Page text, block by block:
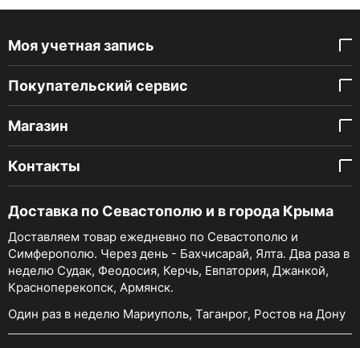
Моя учетная запись
Покупательский сервис
Магазин
Контакты
Доставка по Севастополю и в города Крыма
Доставляем товар ежедневно по Севастополю и
Симферополю. Через день - Бахчисарай, Ялта. Два раза в
неделю Судак, Феодосия, Керчь, Евпатория, Джанкой,
Красноперекопск, Армянск.
Один раз в неделю Мариуполь, Таганрог, Ростов на Дону